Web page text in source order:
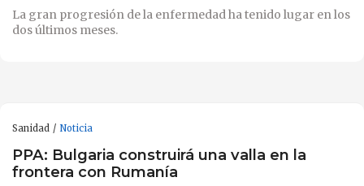
La gran progresión de la enfermedad ha tenido lugar en los
dos últimos meses.
Sanidad Noticia
PPA: Bulgaria construirá una valla en la
frontera con Rumanía